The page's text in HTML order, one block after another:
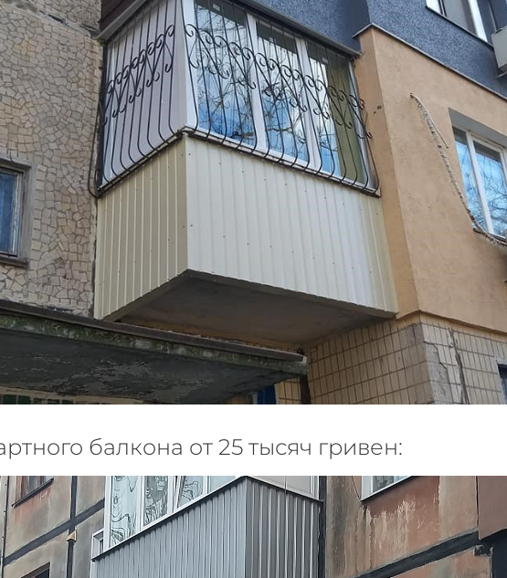
балкона от 25 тысяч гривен: